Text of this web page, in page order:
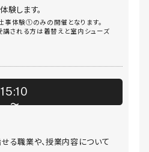
験します。
事体験①のみの開催となります。
される方は着替えと室内シューズ
15:10
る職業や、授業内容について